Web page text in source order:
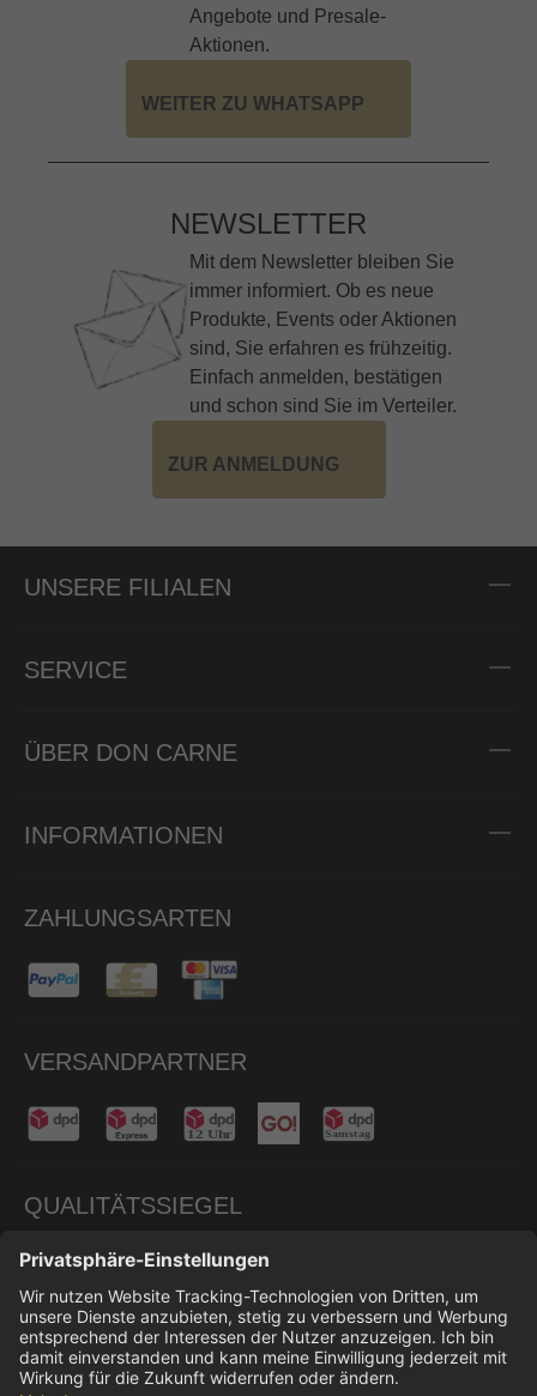
Angebote und Presale-
Aktionen.
WEITER ZU WHATSAPP
NEWSLETTER
Mit dem Newsletter bleiben Sie
immer informiert. Ob es neue
Produkte, Events oder Aktionen
sind, Sie erfahren es frühzeitig.
Einfach anmelden, bestätigen
und schon sind Sie im Verteiler.
ZUR ANMELDUNG
UNSERE FILIALEN
SERVICE
ÜBER DON CARNE
INFORMATIONEN
ZAHLUNGSARTEN
VERSANDPARTNER
QUALITÄTSSIEGEL